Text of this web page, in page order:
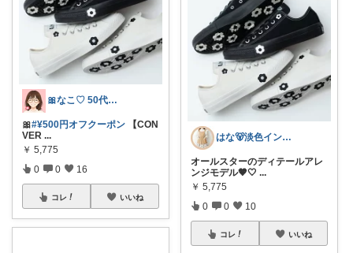
🎀なこ♡︎ 50代主婦の"買って正解"
🎀#¥500円オフクーポン 【CON
VER ...
￥ 5,775
0 0 16
コレ いいね
はな🐻淡色インテリア
オールスターのディテールアレ
ンジモデル🤎🤍 ...
￥ 5,775
0 0 10
コレ いいね